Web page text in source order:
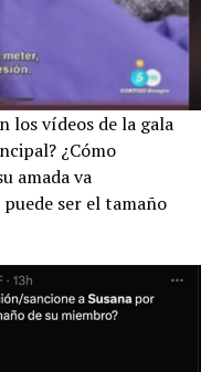
los vídeos de la gala
¿Cómo
amada va
ser el tamaño